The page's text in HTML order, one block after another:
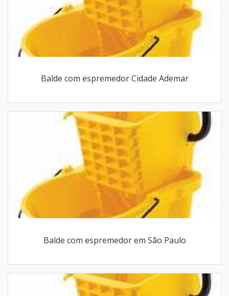
Balde com espremedor Cidade Ademar
Balde com espremedor em São Paulo